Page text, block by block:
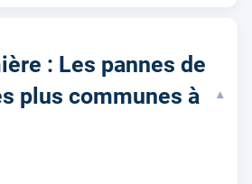
: Les pannes de
plus communes à
▾